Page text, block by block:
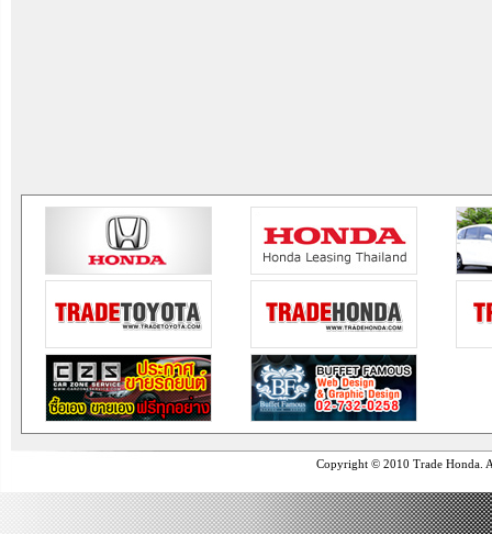
Copyright © 2010 Trade Honda.